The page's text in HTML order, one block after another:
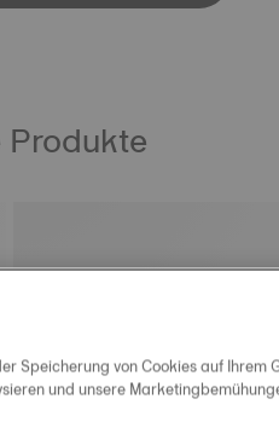
Speicherung von Cookies auf Ihrem
und unsere